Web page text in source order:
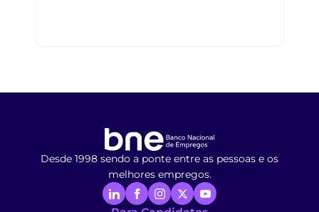
Desde 1998 sendo a ponte entre as pessoas e os
melhores empregos.